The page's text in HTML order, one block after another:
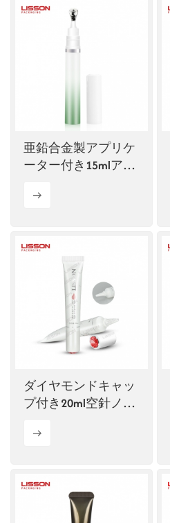
亜鉛合金製アプリケ
ーター付き15mlアイ
ダイヤモンドキャッ
プ付き20ml空針ノズ